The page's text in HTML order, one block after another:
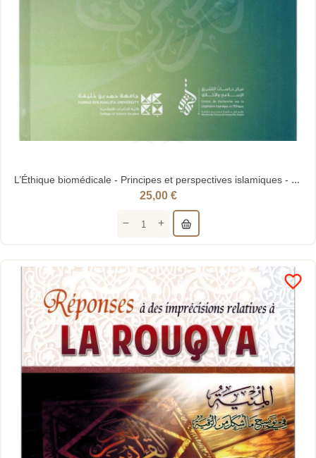
L’Éthique biomédicale - Principes et perspectives islamiques - Mohammed Ghaly - CILE - Tawhid
25,00 €
favorite_border